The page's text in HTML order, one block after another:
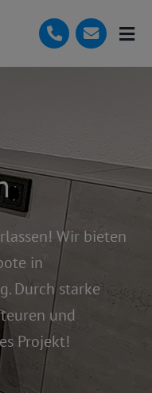
Wir bieten
in
Durch starke
und
Projekt!